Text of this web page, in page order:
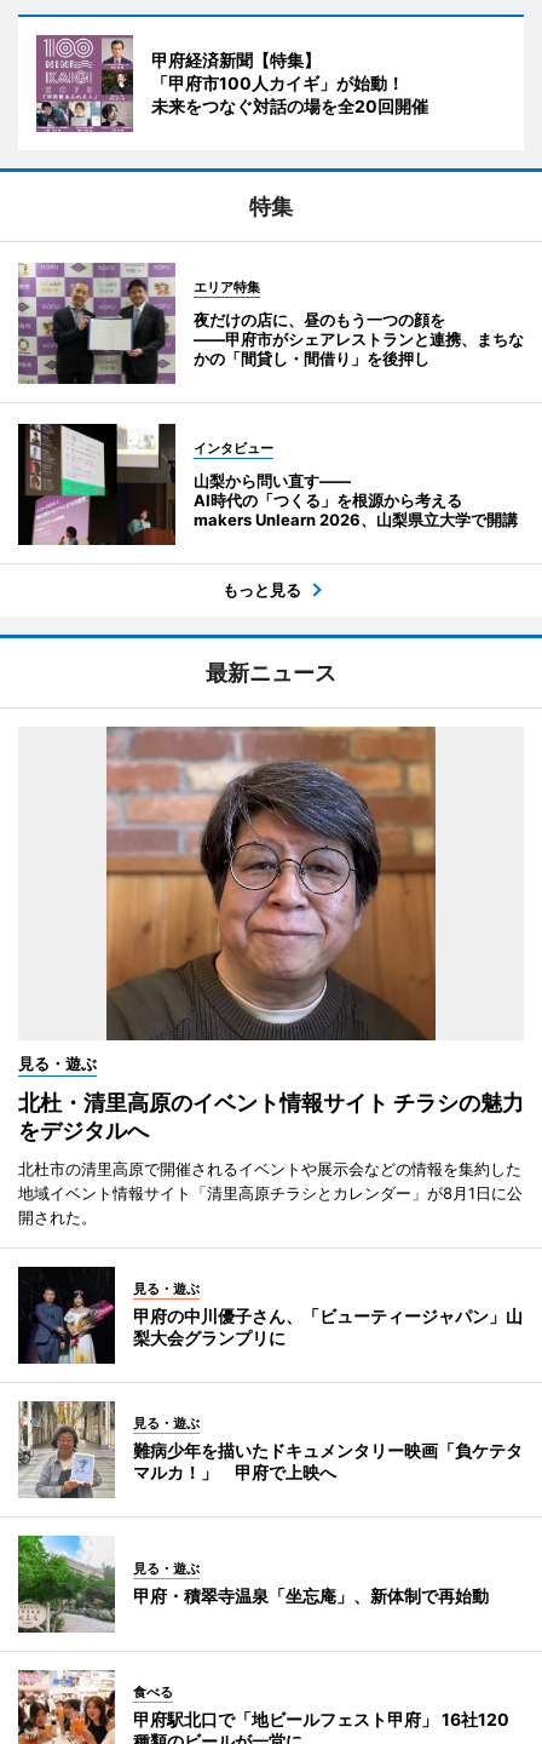
甲府経済新聞【特集】
「甲府市100人カイギ」が始動！
未来をつなぐ対話の場を全20回開催
特集
エリア特集
夜だけの店に、昼のもう一つの顔を
――甲府市がシェアレストランと連携、まちな
かの「間貸し・間借り」を後押し
インタビュー
山梨から問い直す――
AI時代の「つくる」を根源から考える
makers Unlearn 2026、山梨県立大学で開講
もっと見る
最新ニュース
見る・遊ぶ
北杜・清里高原のイベント情報サイト チラシの魅力
をデジタルへ
北杜市の清里高原で開催されるイベントや展示会などの情報を集約した
地域イベント情報サイト「清里高原チラシとカレンダー」が8月1日に公
開された。
見る・遊ぶ
甲府の中川優子さん、「ビューティージャパン」山
梨大会グランプリに
見る・遊ぶ
難病少年を描いたドキュメンタリー映画「負ケテタ
マルカ！」 甲府で上映へ
見る・遊ぶ
甲府・積翠寺温泉「坐忘庵」、新体制で再始動
食べる
甲府駅北口で「地ビールフェスト甲府」 16社120